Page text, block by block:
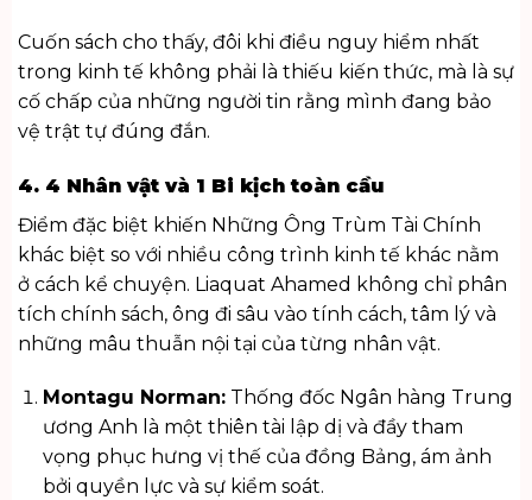
Cuốn sách cho thấy, đôi khi điều nguy hiểm nhất
trong kinh tế không phải là thiếu kiến thức, mà là sự
cố chấp của những người tin rằng mình đang bảo
vệ trật tự đúng đắn.
4. 4 Nhân vật và 1 Bi kịch toàn cầu
Điểm đặc biệt khiến Những Ông Trùm Tài Chính
khác biệt so với nhiều công trình kinh tế khác nằm
ở cách kể chuyện. Liaquat Ahamed không chỉ phân
tích chính sách, ông đi sâu vào tính cách, tâm lý và
những mâu thuẫn nội tại của từng nhân vật.
Montagu Norman:Thống đốc Ngân hàng Trung
ương Anh là một thiên tài lập dị và đầy tham
vọng phục hưng vị thế của đồng Bảng, ám ảnh
bởi quyền lực và sự kiểm soát.